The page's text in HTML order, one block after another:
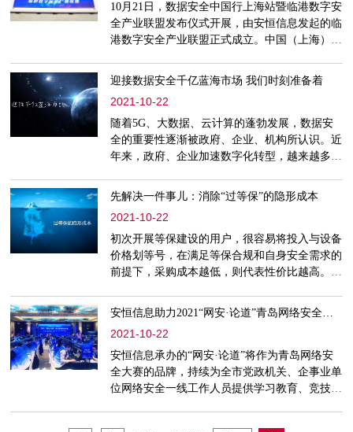
10月21日，数据安全中国行上海站暨临港数字安
全产业联盟发布仪式开展，由安恒信息发起的临
港数字安全产业联盟正式成立。中国（上海）自
市委网络安全和信息化委员会办公室、上海市通
信学会通信安全技术专业委员会等领导莅临现
场。
迎接数据安全千亿蓝海市场 我们时刻准备着
2021-10-22
随着5G、大数据、云计算的蓬勃发展，数据安
全的重要性逐渐被政府、企业、机构所认识。近
年来，政府、企业加速数字化转型，越来越多的
上的技术。但网络安全、数据安全建设落后于企
业技术转型，也伴随沉重代价。
先解决一件事儿：消除“过等保”的隐形成本
2021-10-22
初次开展等保建设的用户，很容易将投入与设备
价格划等号，在满足等保合规和自身安全需求的
前提下，采购成本越低，则代表性价比越高。殊
安全设备采购的显性成本，同时还存在着多种隐
性成本，这些看不见的成本会持续贯穿在等保安
全体系设计、建设、运营的全流程中，较之显性
成本其隐蔽性强且不易量化，容易被中小型用户
所忽视，但却是一笔不小的开销。
安恒信息助力2021“网安·论道”青岛网络安全大赛圆满举办
2021-10-22
安恒信息承办的“网安·论道”将作为青岛网络安
全大赛的品牌，持续为全市党政机关、企事业单
位网络安全一线工作人员提供学习教育、竞技比